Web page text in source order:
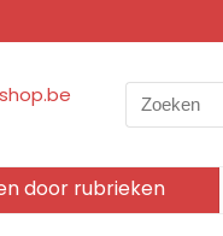
Search
for:
door rubrieken